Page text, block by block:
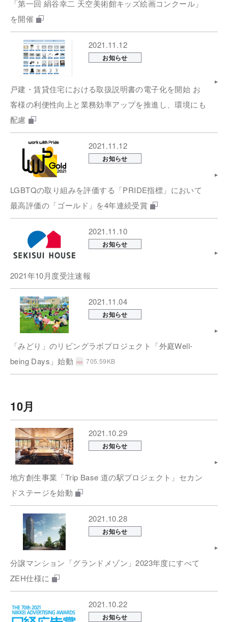
「第一回 絹谷幸二 天空美術館キッズ絵画コンクール」
を開催
2021.11.12
お知らせ
戸建・賃貸住宅における取扱説明書の電子化を開始 お
客様の利便性向上と業務効率アップを推進し、環境にも
配慮
2021.11.12
お知らせ
LGBTQの取り組みを評価する「PRIDE指標」において
最高評価の「ゴールド」を4年連続受賞
2021.11.10
お知らせ
2021年10月度受注速報
2021.11.04
お知らせ
「みどり」のリビングラボプロジェクト「外庭Well-
being Days」始動
705.59KB
10月
2021.10.29
お知らせ
地方創生事業「Trip Base 道の駅プロジェクト」セカン
ドステージを始動
2021.10.28
お知らせ
分譲マンション「グランドメゾン」2023年度にすべて
ZEH仕様に
2021.10.22
お知らせ